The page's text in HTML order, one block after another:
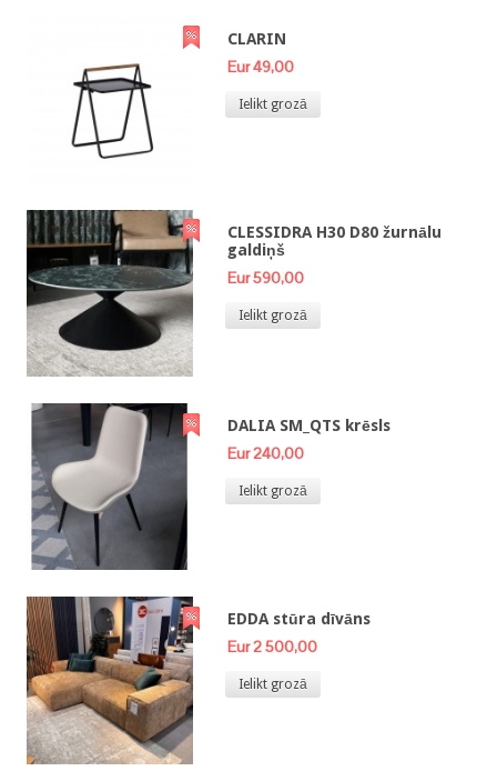
CLARIN
Eur 49,00
Ielikt grozā
CLESSIDRA H30 D80 žurnālu
galdiņš
Eur 590,00
Ielikt grozā
DALIA SM_QTS krēsls
Eur 240,00
Ielikt grozā
EDDA stūra dīvāns
Eur 2 500,00
Ielikt grozā